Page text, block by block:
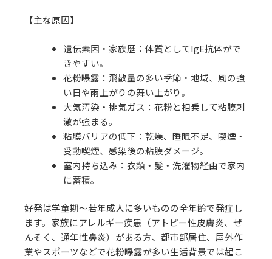
【主な原因】
遺伝素因・家族歴：体質としてIgE抗体がで
きやすい。
花粉曝露：飛散量の多い季節・地域、風の強
い日や雨上がりの舞い上がり。
大気汚染・排気ガス：花粉と相乗して粘膜刺
激が強まる。
粘膜バリアの低下：乾燥、睡眠不足、喫煙・
受動喫煙、感染後の粘膜ダメージ。
室内持ち込み：衣類・髪・洗濯物経由で家内
に蓄積。
好発は学童期〜若年成人に多いものの全年齢で発症し
ます。家族にアレルギー疾患（アトピー性皮膚炎、ぜ
んそく、通年性鼻炎）がある方、都市部居住、屋外作
業やスポーツなどで花粉曝露が多い生活背景では起こ